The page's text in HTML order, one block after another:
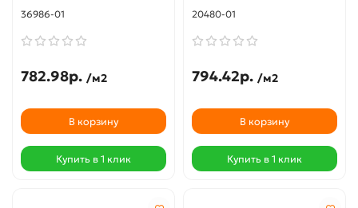
36986-01
782.98р. /м2
В корзину
Купить в 1 клик
20480-01
794.42р. /м2
В корзину
Купить в 1 клик